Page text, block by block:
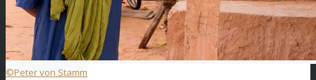
©Peter von Stamm